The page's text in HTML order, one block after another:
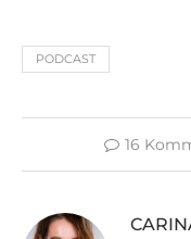
PODCAST
16